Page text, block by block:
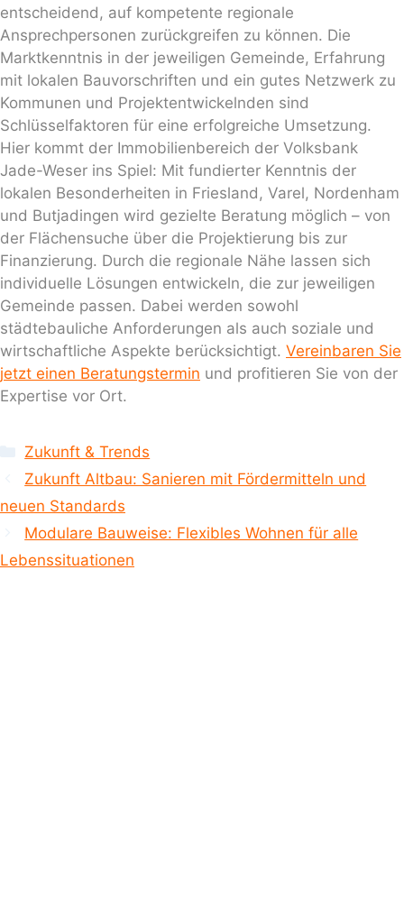
entscheidend, auf kompetente regionale
Ansprechpersonen zurückgreifen zu können. Die
Marktkenntnis in der jeweiligen Gemeinde, Erfahrung
mit lokalen Bauvorschriften und ein gutes Netzwerk zu
Kommunen und Projektentwickelnden sind
Schlüsselfaktoren für eine erfolgreiche Umsetzung.
Hier kommt der Immobilienbereich der Volksbank
Jade-Weser ins Spiel: Mit fundierter Kenntnis der
lokalen Besonderheiten in Friesland, Varel, Nordenham
und Butjadingen wird gezielte Beratung möglich – von
der Flächensuche über die Projektierung bis zur
Finanzierung. Durch die regionale Nähe lassen sich
individuelle Lösungen entwickeln, die zur jeweiligen
Gemeinde passen. Dabei werden sowohl
städtebauliche Anforderungen als auch soziale und
wirtschaftliche Aspekte berücksichtigt. Vereinbaren Sie
jetzt einen Beratungstermin und profitieren Sie von der
Expertise vor Ort.
Kategorien
Zukunft & Trends
Zukunft Altbau: Sanieren mit Fördermitteln und
neuen Standards
Modulare Bauweise: Flexibles Wohnen für alle
Lebenssituationen